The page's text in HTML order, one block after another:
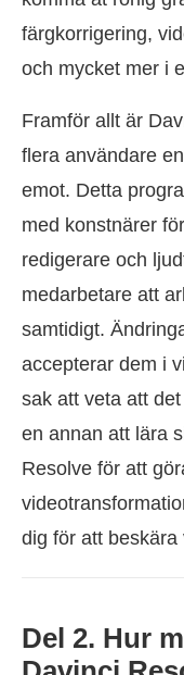
färgkorrigering,
och mycket mer i
Framför allt är
flera användare
emot. Detta
med konstnärer
redigerare och
medarbetare att
samtidigt.
accepterar dem i
sak att veta att
en annan att lära
Resolve för att
dig för att
Del 2. Hur